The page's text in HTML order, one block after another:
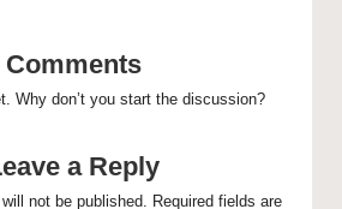
Comments
Why don’t you start the discussion?
a Reply
not be published. Required fields are